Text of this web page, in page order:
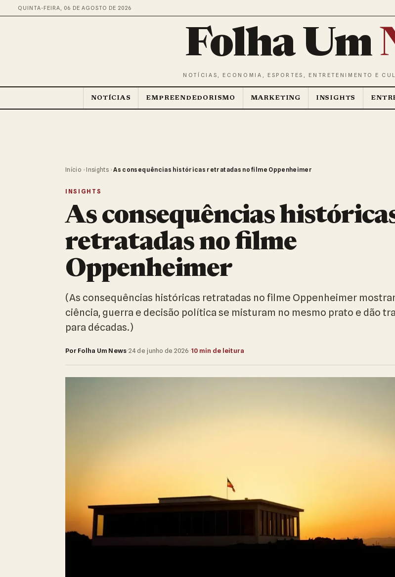
QUINTA-FEIRA, 06 DE AGOSTO DE 2026
Folha Um
NOTÍCIAS, ECONOMIA, ESPORTES, ENTRETENIMENTO E
NOTÍCIAS EMPREENDEDORISMO MARKETING INSIGHTS
Início › Insights › As consequências históricas retratadas no filme Oppenheimer
INSIGHTS
As consequências
retratadas no filme
Oppenheimer
(As consequências históricas retratadas no filme Oppenheimer
ciência, guerra e decisão política se misturam no mesmo prato e dão
para décadas.)
Por Folha Um News·24 de junho de 2026·10 min de leitura